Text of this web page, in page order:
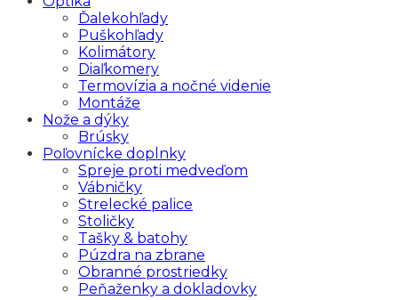
Ďalekohľady
Puškohľady
Kolimátory
Diaľkomery
Termovízia a nočné videnie
Montáže
Nože a dýky
Brúsky
Poľovnícke doplnky
Spreje proti medveďom
Vábničky
Strelecké palice
Stoličky
Tašky & batohy
Púzdra na zbrane
Obranné prostriedky
Peňaženky a dokladovky